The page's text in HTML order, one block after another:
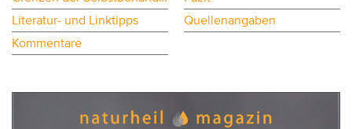
Literatur- und Linktipps
Quellenangaben
Kommentare